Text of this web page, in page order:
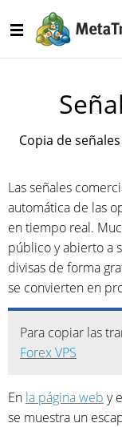
Copia de
Las señales
automática de las
en tiempo real.
público y abierto a
divisas de forma
se convierten en
Para copiar las
Forex VPS
En la página web y
se muestra un